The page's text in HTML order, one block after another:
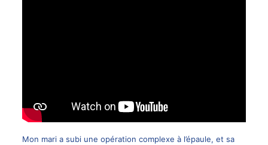
Mon mari a subi une opération complexe à l’épaule, et sa